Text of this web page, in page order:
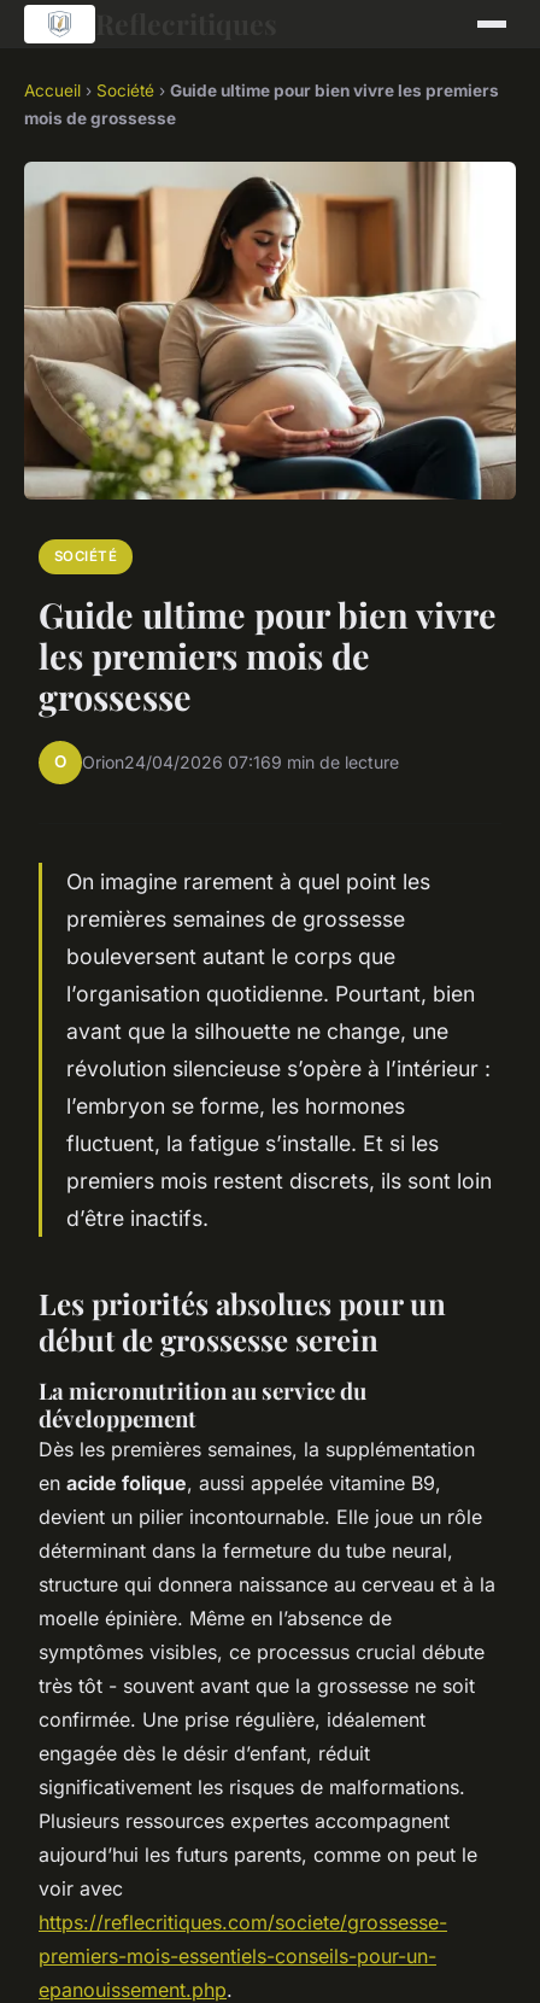
Accueil › Société › Guide ultime pour bien vivre les premiers
mois de grossesse
SOCIÉTÉ
Guide ultime pour bien vivre
les premiers mois de
grossesse
O Orion24/04/2026 07:169 min de lecture
On imagine rarement à quel point les
premières semaines de grossesse
bouleversent autant le corps que
l’organisation quotidienne. Pourtant, bien
avant que la silhouette ne change, une
révolution silencieuse s’opère à l’intérieur :
l’embryon se forme, les hormones
fluctuent, la fatigue s’installe. Et si les
premiers mois restent discrets, ils sont loin
d’être inactifs.
Les priorités absolues pour un
début de grossesse serein
La micronutrition au service du
développement
Dès les premières semaines, la supplémentation
en acide folique, aussi appelée vitamine B9,
devient un pilier incontournable. Elle joue un rôle
déterminant dans la fermeture du tube neural,
structure qui donnera naissance au cerveau et à la
moelle épinière. Même en l’absence de
symptômes visibles, ce processus crucial débute
très tôt - souvent avant que la grossesse ne soit
confirmée. Une prise régulière, idéalement
engagée dès le désir d’enfant, réduit
significativement les risques de malformations.
Plusieurs ressources expertes accompagnent
aujourd’hui les futurs parents, comme on peut le
voir avec
https://reflecritiques.com/societe/grossesse-
premiers-mois-essentiels-conseils-pour-un-
epanouissement.php.